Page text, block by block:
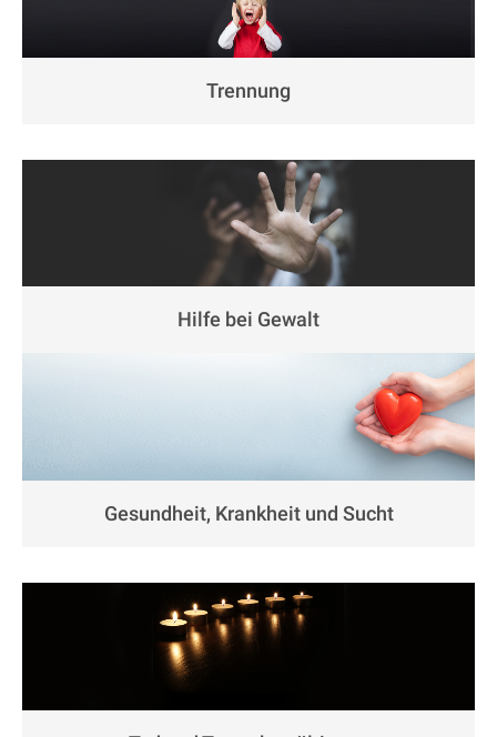
Trennung
Hilfe bei Gewalt
Gesundheit, Krankheit und Sucht